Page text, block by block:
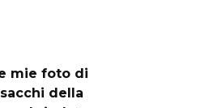
mie foto di
della